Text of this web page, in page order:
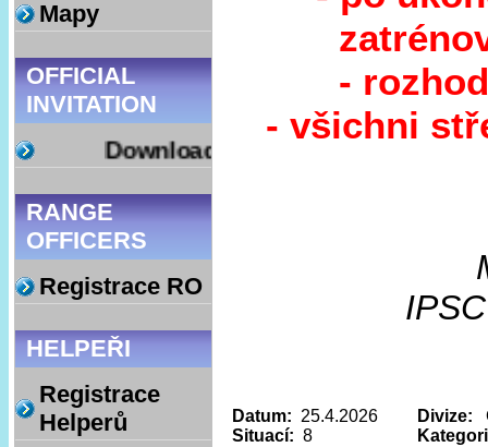
Mapy
OFFICIAL
INVITATION
Download
RANGE
OFFICERS
Registrace RO
HELPEŘI
Registrace
Helperů
-
- všichni
Datum: 25.4.2026
Situací: 8
Divize: